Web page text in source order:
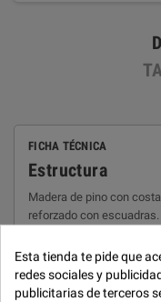
FICHA TÉCNICA
Estructura
Madera de pino con
reforzado con
Suspensión
Bastidor de madera de
Esta tienda te pide que
redes sociales y
publicitarias de terceros